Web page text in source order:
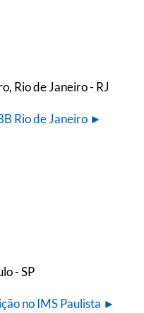
Rio de Janeiro - RJ
Rio de Janeiro ►
- SP
no IMS Paulista ►